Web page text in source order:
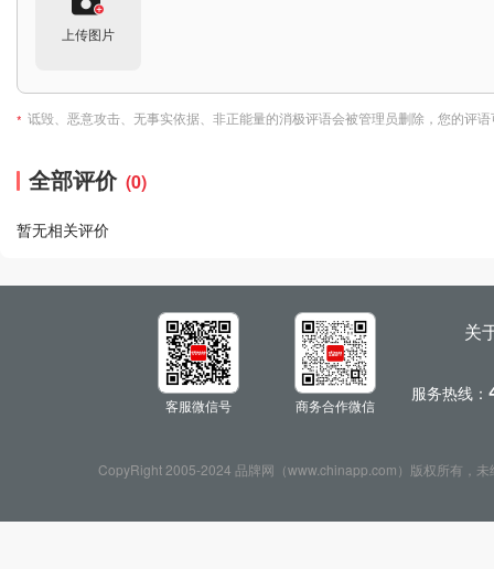
上传图片
* 诋毁、恶意攻击、无事实依据、非正能量的消极评语会被管理员删除，您的评
全部评价 (0)
暂无相关评价
客服微信号 商务合作微信
关
服务热线：
CopyRight 2005-2024 品牌网（www.chinapp.com）版权所有，